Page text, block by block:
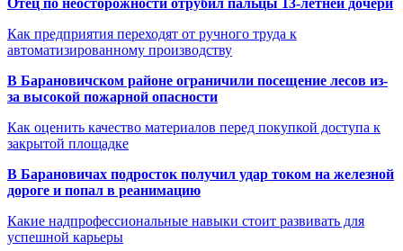
Как предприятия переходят от ручного труда к
автоматизированному производству
В Барановичском районе ограничили посещение лесов из-
за высокой пожарной опасности
Как оценить качество материалов перед покупкой доступа к
закрытой площадке
В Барановичах подросток получил удар током на железной
дороге и попал в реанимацию
Какие надпрофессиональные навыки стоит развивать для
успешной карьеры